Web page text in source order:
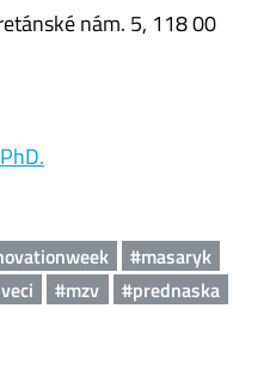
nám. 5, 118 00
#masaryk
#mzv
#prednaska